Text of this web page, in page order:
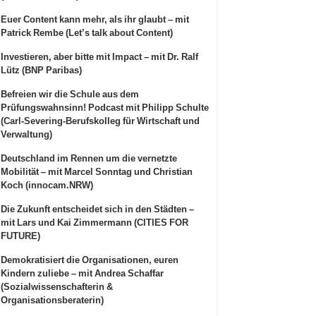
Euer Content kann mehr, als ihr glaubt – mit
Patrick Rembe (Let’s talk about Content)
Investieren, aber bitte mit Impact – mit Dr. Ralf
Lütz (BNP Paribas)
Befreien wir die Schule aus dem
Prüfungswahnsinn! Podcast mit Philipp Schulte
(Carl-Severing-Berufskolleg für Wirtschaft und
Verwaltung)
Deutschland im Rennen um die vernetzte
Mobilität – mit Marcel Sonntag und Christian
Koch (innocam.NRW)
Die Zukunft entscheidet sich in den Städten –
mit Lars und Kai Zimmermann (CITIES FOR
FUTURE)
Demokratisiert die Organisationen, euren
Kindern zuliebe – mit Andrea Schaffar
(Sozialwissenschafterin &
Organisationsberaterin)